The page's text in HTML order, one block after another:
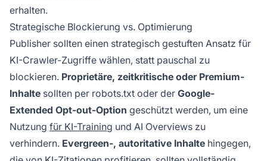
erhalten.
Strategische Blockierung vs. Optimierung
Publisher sollten einen strategisch gestuften Ansatz für
KI-Crawler-Zugriffe wählen, statt pauschal zu
blockieren. Proprietäre, zeitkritische oder Premium-
Inhalte sollten per robots.txt oder der Google-
Extended Opt-out-Option geschützt werden, um eine
Nutzung für KI-Training und AI Overviews zu
verhindern. Evergreen-, autoritative Inhalte hingegen,